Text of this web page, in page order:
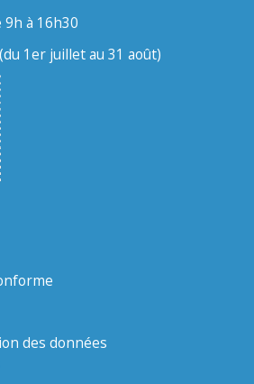
à 16h30
1er juillet au 31 août)
des données